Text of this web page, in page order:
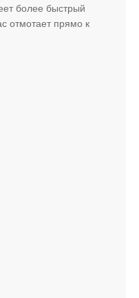
более быстрый
отмотает прямо к